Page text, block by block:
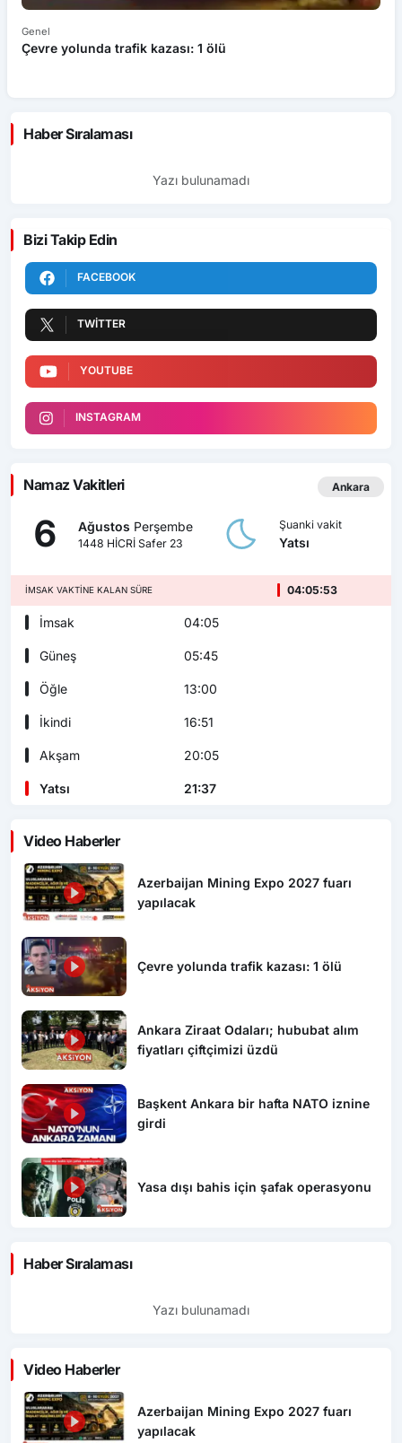
Genel
Çevre yolunda trafik kazası: 1 ölü
Haber Sıralaması
Yazı bulunamadı
Bizi Takip Edin
FACEBOOK
TWITTER
YOUTUBE
INSTAGRAM
Namaz Vakitleri Ankara
6 Ağustos Perşembe
1448 HİCRİ Safer 23
Şuanki vakit
Yatsı
İMSAK VAKTINE KALAN SÜRE 04:05:51
İmsak 04:05
Güneş 05:45
Öğle 13:00
İkindi 16:51
Akşam 20:05
Yatsı 21:37
Video Haberler
Azerbaijan Mining Expo 2027 fuarı
yapılacak
Çevre yolunda trafik kazası: 1 ölü
Ankara Ziraat Odaları; hububat alım
fiyatları çiftçimizi üzdü
Başkent Ankara bir hafta NATO iznine
girdi
Yasa dışı bahis için şafak operasyonu
Haber Sıralaması
Yazı bulunamadı
Video Haberler
Azerbaijan Mining Expo 2027 fuarı
yapılacak